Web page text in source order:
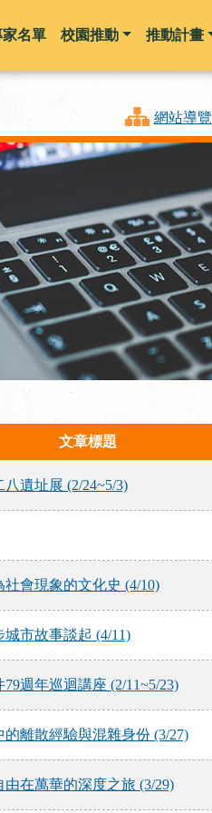
到主要內容
家名單 校園推動 推動計畫
網站導覽
文章標題
遺址展 (2/24~5/3)
會現象的文化史 (4/10)
市故事談起 (4/11)
週年巡迴講座 (2/11~5/23)
離散經驗與混雜身份 (3/27)
在萬華的深度之旅 (3/29)